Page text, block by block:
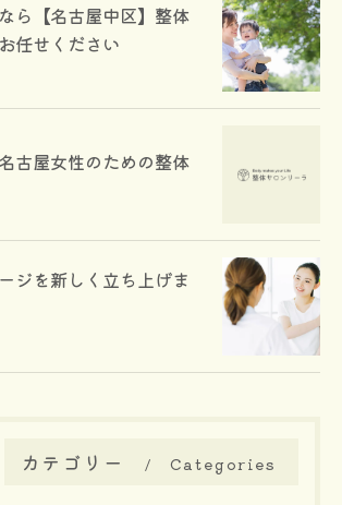
ら【名古屋中区】整体
任せください
古屋女性のための整体
ジを新しく立ち上げま
カテゴリー Categories